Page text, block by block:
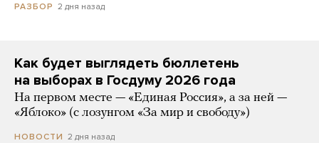
РАЗБОР 2 дня назад
Как будет выглядеть бюллетень
на выборах в Госдуму 2026 года
На первом месте — «Единая Россия», а за ней —
«Яблоко» (с лозунгом «За мир и свободу»)
НОВОСТИ 2 дня назад